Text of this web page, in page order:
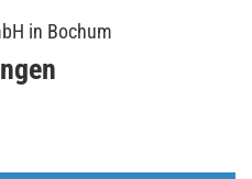
in Bochum